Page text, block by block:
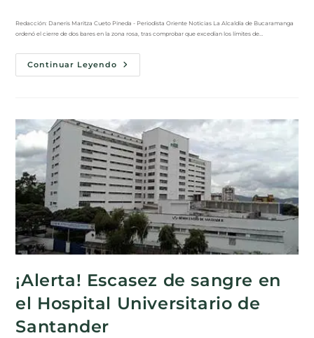
Redacción: Daneris Maritza Cueto Pineda - Periodista Oriente Noticias La Alcaldía de Bucaramanga
ordenó el cierre de dos bares en la zona rosa, tras comprobar que excedían los límites de…
Continuar Leyendo
¡Alerta! Escasez de sangre en
el Hospital Universitario de
Santander